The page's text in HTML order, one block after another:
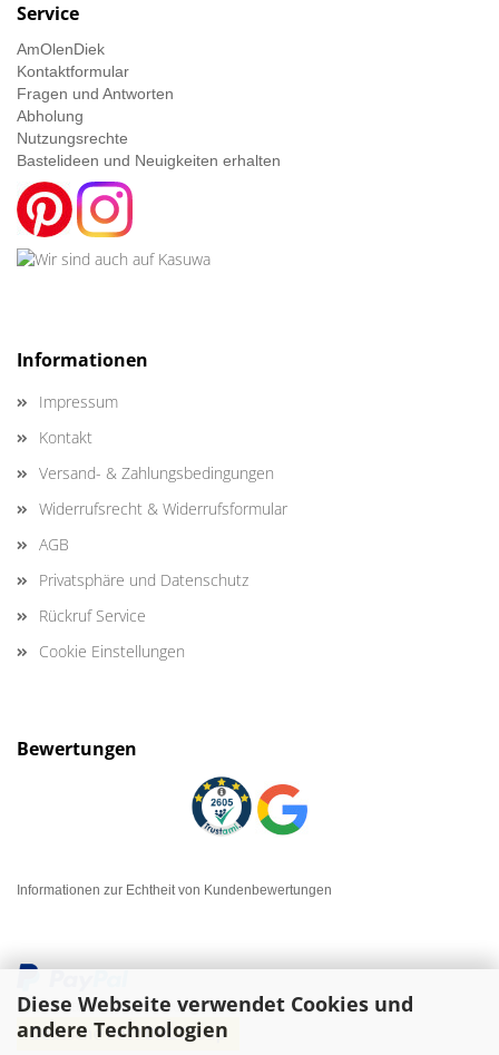
Diese Webseite verwendet Cookies und
andere Technologien
Service
AmOlenDiek
Kontaktformular
Fragen und Antworten
Abholung
Nutzungsrechte
Bastelideen und Neuigkeiten erhalten
Informationen
Impressum
Kontakt
Versand- & Zahlungsbedingungen
Widerrufsrecht & Widerrufsformular
AGB
Privatsphäre und Datenschutz
Rückruf Service
Cookie Einstellungen
Bewertungen
Informationen zur Echtheit von Kundenbewertungen